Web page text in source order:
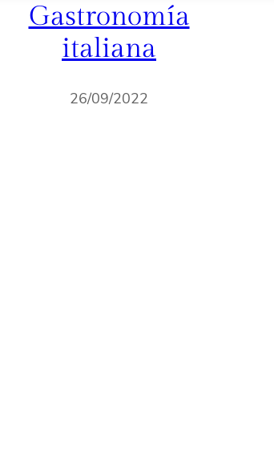
Gastronomía
italiana
26/09/2022